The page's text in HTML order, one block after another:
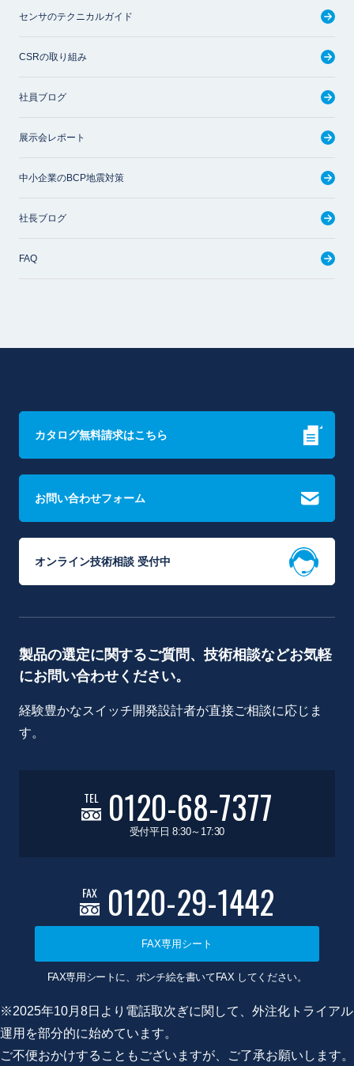
センサのテクニカルガイド
CSRの取り組み
社員ブログ
展示会レポート
中小企業のBCP地震対策
社長ブログ
FAQ
カタログ無料請求はこちら
お問い合わせフォーム
オンライン技術相談 受付中
製品の選定に関するご質問、技術相談などお気軽
にお問い合わせください。
経験豊かなスイッチ開発設計者が直接ご相談に応じま
す。
TEL 0120-68-7377
受付平日 8:30～17:30
FAX 0120-29-1442
FAX専用シート
FAX専用シートに、ポンチ絵を書いてFAX してください。
※2025年10月8日より電話取次ぎに関して、外注化トライアル
運用を部分的に始めています。
ご不便おかけすることもございますが、ご了承お願いします。